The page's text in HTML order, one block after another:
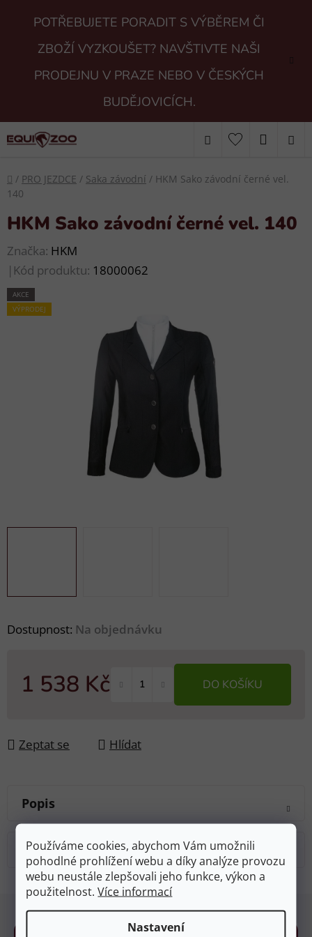
Používáme cookies, abychom Vám umožnili
pohodlné prohlížení webu a díky analýze provozu
webu neustále zlepšovali jeho funkce, výkon a
použitelnost.Více informací
Nastavení
POTŘEBUJETE PORADIT S VÝBĚREM ČI
ZBOŽÍ VYZKOUŠET? NAVŠTIVTE NAŠI
PRODEJNU V PRAZE NEBO V ČESKÝCH
BUDĚJOVICÍCH.
Hledat
KOŠÍK
Domů
/ PRO JEZDCE / Saka závodní / HKM Sako závodní černé vel.
140
Dostupnost: Na objednávku
1 538 Kč DO KOŠÍKU
Zeptat se Hlídat
HKM Sako závodní černé vel. 140
Značka: HKM
| Kód produktu: 18000062
AKCE
VÝPRODEJ
Popis
Diskuze